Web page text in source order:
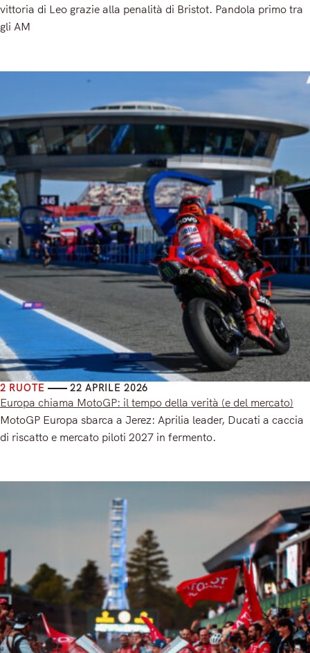
vittoria di Leo grazie alla penalità di Bristot. Pandola primo tra
gli AM
2 RUOTE 22 APRILE 2026
Europa chiama MotoGP: il tempo della verità (e del mercato)
MotoGP Europa sbarca a Jerez: Aprilia leader, Ducati a caccia
di riscatto e mercato piloti 2027 in fermento.